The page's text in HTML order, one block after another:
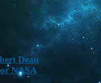
Dean
NASA